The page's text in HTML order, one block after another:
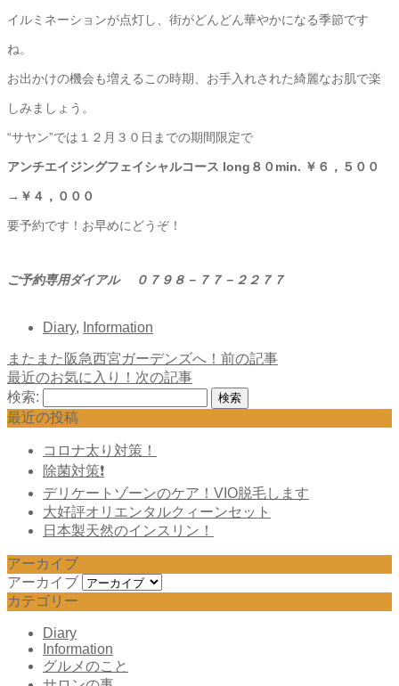
イルミネーションが点灯し、街がどんどん華やかになる季節です
ね。
お出かけの機会も増えるこの時期、お手入れされた綺麗なお肌で楽
しみましょう。
“サヤン”では１２月３０日までの期間限定で
アンチエイジングフェイシャルコース long８０min. ￥６，５００
→￥４，０００
要予約です！お早めにどうぞ！
ご予約専用ダイアル ０７９８－７７－２２７７
Diary, Information
またまた阪急西宮ガーデンズへ！ 前の記事
最近のお気に入り！ 次の記事
検索:
最近の投稿
コロナ太り対策！
除菌対策❗️
デリケートゾーンのケア！VIO脱毛します
大好評オリエンタルクィーンセット
日本製天然のインスリン！
アーカイブ
アーカイブ
カテゴリー
Diary
Information
グルメのこと